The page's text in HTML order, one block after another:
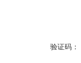
验证码：